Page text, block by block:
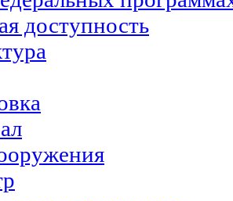
доступность